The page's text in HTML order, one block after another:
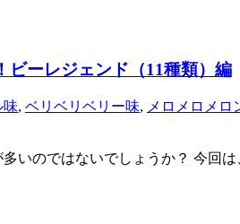
ビーレジェンド（11種類）編
味, ベリベリベリー味, メロメロメロ
いのではないでしょうか？ 今回